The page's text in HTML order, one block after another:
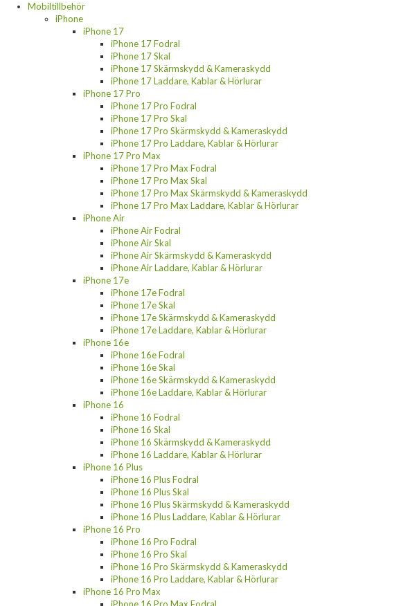
Mobiltillbehör
iPhone
iPhone 17
iPhone 17 Fodral
iPhone 17 Skal
iPhone 17 Skärmskydd & Kameraskydd
iPhone 17 Laddare, Kablar & Hörlurar
iPhone 17 Pro
iPhone 17 Pro Fodral
iPhone 17 Pro Skal
iPhone 17 Pro Skärmskydd & Kameraskydd
iPhone 17 Pro Laddare, Kablar & Hörlurar
iPhone 17 Pro Max
iPhone 17 Pro Max Fodral
iPhone 17 Pro Max Skal
iPhone 17 Pro Max Skärmskydd & Kameraskydd
iPhone 17 Pro Max Laddare, Kablar & Hörlurar
iPhone Air
iPhone Air Fodral
iPhone Air Skal
iPhone Air Skärmskydd & Kameraskydd
iPhone Air Laddare, Kablar & Hörlurar
iPhone 17e
iPhone 17e Fodral
iPhone 17e Skal
iPhone 17e Skärmskydd & Kameraskydd
iPhone 17e Laddare, Kablar & Hörlurar
iPhone 16e
iPhone 16e Fodral
iPhone 16e Skal
iPhone 16e Skärmskydd & Kameraskydd
iPhone 16e Laddare, Kablar & Hörlurar
iPhone 16
iPhone 16 Fodral
iPhone 16 Skal
iPhone 16 Skärmskydd & Kameraskydd
iPhone 16 Laddare, Kablar & Hörlurar
iPhone 16 Plus
iPhone 16 Plus Fodral
iPhone 16 Plus Skal
iPhone 16 Plus Skärmskydd & Kameraskydd
iPhone 16 Plus Laddare, Kablar & Hörlurar
iPhone 16 Pro
iPhone 16 Pro Fodral
iPhone 16 Pro Skal
iPhone 16 Pro Skärmskydd & Kameraskydd
iPhone 16 Pro Laddare, Kablar & Hörlurar
iPhone 16 Pro Max